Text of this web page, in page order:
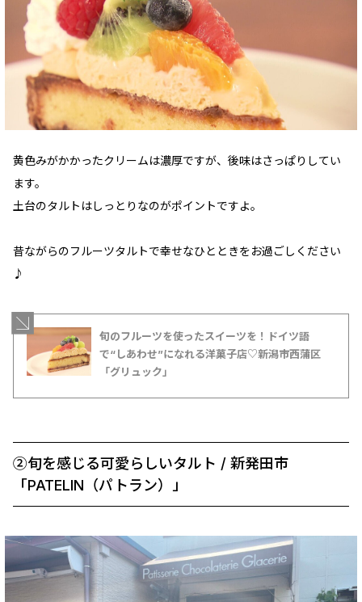
黄色みがかかったクリームは濃厚ですが、後味はさっぱりしてい
ます。
土台のタルトはしっとりなのがポイントですよ。
昔ながらのフルーツタルトで幸せなひとときをお過ごしください
♪
旬のフルーツを使ったスイーツを！ドイツ語
で“しあわせ”になれる洋菓子店♡新潟市西蒲区
「グリュック」
②旬を感じる可愛らしいタルト / 新発田市
「PATELIN（パトラン）」